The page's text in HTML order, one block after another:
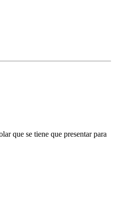
que se tiene que presentar para